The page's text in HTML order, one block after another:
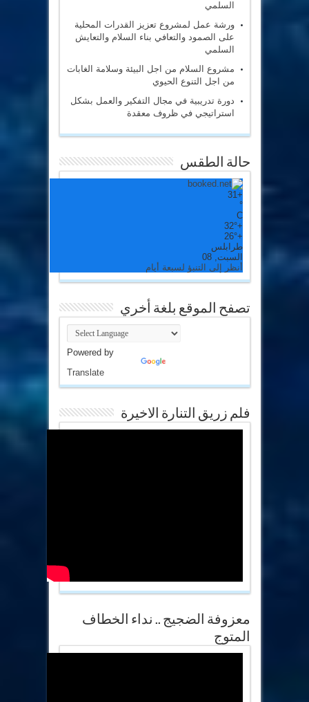
السلمي
ورشة عمل لمشروع تعزيز القدرات المحلية
على الصمود والتعافي بناء السلام والتعايش
السلمي
مشروع السلام من اجل البيئة وسلامة الغابات
من اجل التنوع الحيوي
دورة تدريبية في مجال التفكير والعمل بشكل
استراتيجي في ظروف معقدة
حالة الطقس
+
31
°
C
+
32°
+
26°
طرابلس
السبت, 08
أنظر إلى التنبؤ لسبعة أيام
تصفح الموقع بلغة أخري
Powered by
Translate
فلم زريق التنارة الاخيرة
معزوفة الضجيج .. نداء الخطاف
المتوج